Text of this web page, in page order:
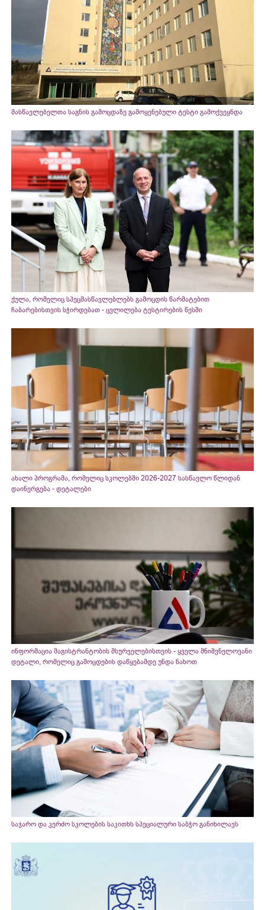
მასწავლებელთა საგნის გამოცდაზე გამოყენებული ტესტი გამოქვეყნდა
ქულა, რომელიც სპეცმასწავლებლებს გამოცდის წარმატებით
ჩაბარებისთვის სჭირდებათ - ცვლილება ტესტირების წესში
ახალი პროგრამა, რომელიც სკოლებში 2026-2027 სასწავლო წლიდან
დაინერგება - დეტალები
ინფორმაცია მაგისტრანტობის მსურველებისთვის - ყველა მნიშვნელოვანი
დეტალი, რომელიც გამოცდების დაწყებამდე უნდა ნახოთ
საჯარო და კერძო სკოლების საკითხს სპეციალური საბჭო განიხილავს